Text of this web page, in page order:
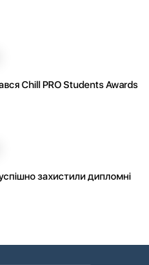
Chill PRO Students Awards
захистили дипломні